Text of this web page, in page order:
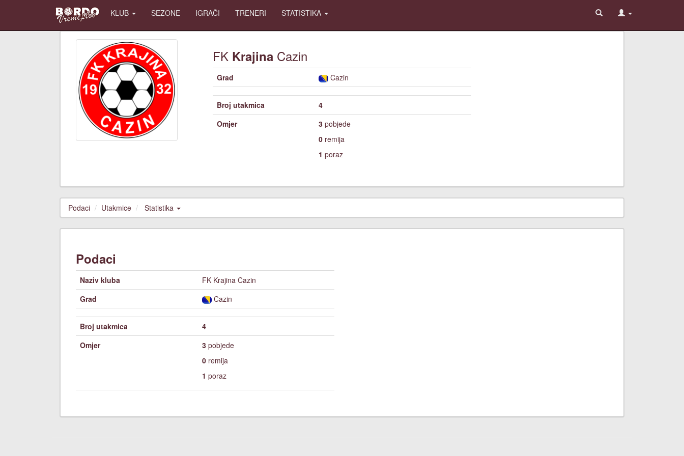
KLUB SEZONE IGRAČI TRENERI STATISTIKA
FK Krajina Cazin
Grad Cazin
Broj utakmica
4
Omjer
3 pobjede
0 remija
1 poraz
Podaci Utakmice Statistika
Podaci
Naziv kluba
FK Krajina Cazin
Grad
Cazin
Broj utakmica
4
Omjer
3 pobjede
0 remija
1 poraz